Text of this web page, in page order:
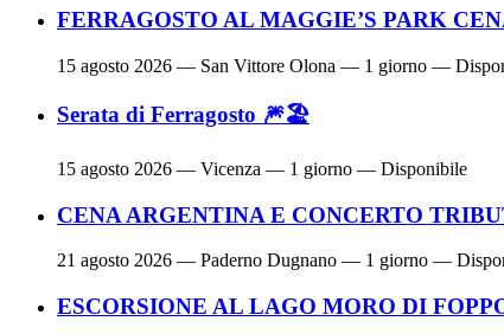
FERRAGOSTO AL MAGGIE’S PARK
15 agosto 2026 — San Vittore Olona — 1 giorno —
Serata di Ferragosto 🎆🏖
15 agosto 2026 — Vicenza — 1 giorno — Disponibile
CENA ARGENTINA E CONCERTO
21 agosto 2026 — Paderno Dugnano — 1 giorno —
ESCORSIONE AL LAGO MORO DI